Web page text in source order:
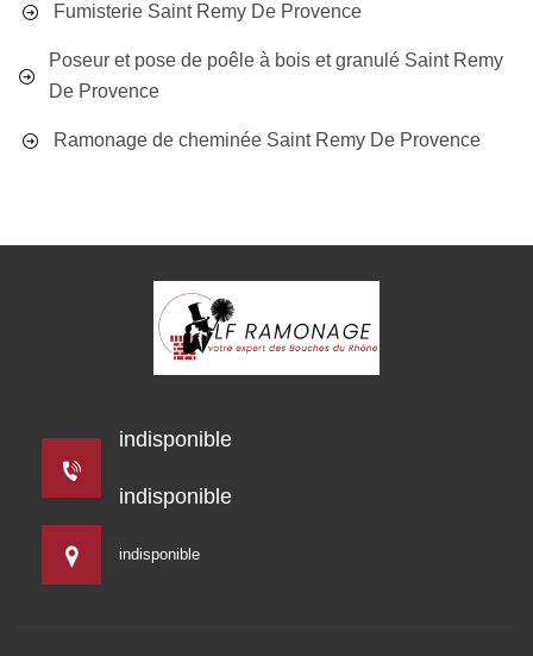
Fumisterie Saint Remy De Provence
Poseur et pose de poêle à bois et granulé Saint Remy
De Provence
Ramonage de cheminée Saint Remy De Provence
indisponible
indisponible
indisponible